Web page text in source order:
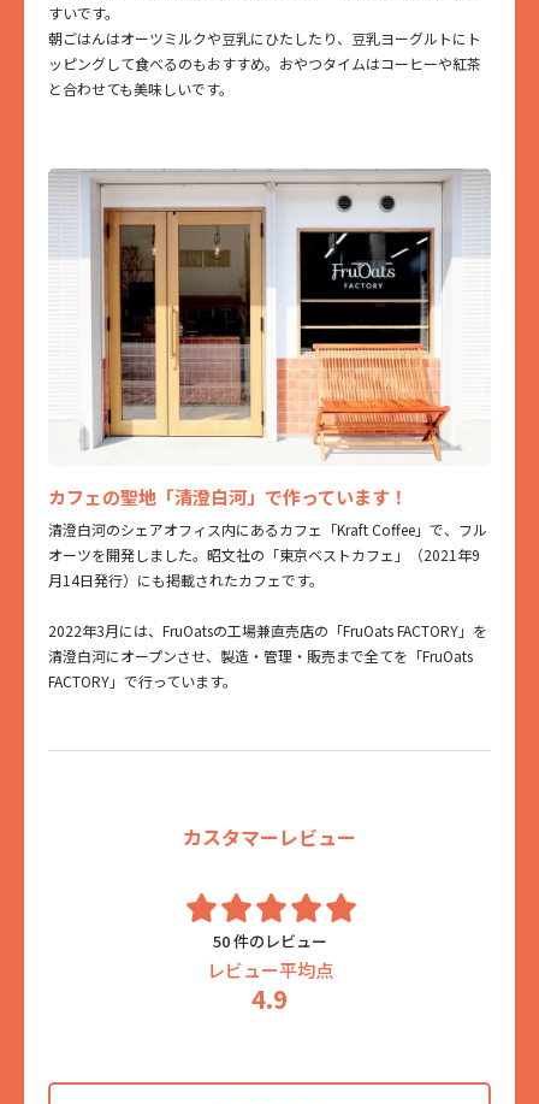
すいです。
朝ごはんはオーツミルクや豆乳にひたしたり、豆乳ヨーグルトにト
ッピングして食べるのもおすすめ。おやつタイムはコーヒーや紅茶
と合わせても美味しいです。
カフェの聖地「清澄白河」で作っています！
清澄白河のシェアオフィス内にあるカフェ「Kraft Coffee」で、フル
オーツを開発しました。昭文社の「東京ベストカフェ」（2021年9
月14日発行）にも掲載されたカフェです。
2022年3月には、FruOatsの工場兼直売店の「FruOats FACTORY」を
清澄白河にオープンさせ、製造・管理・販売まで全てを「FruOats
FACTORY」で行っています。
カスタマーレビュー
50 件のレビュー
レビュー平均点
4.9